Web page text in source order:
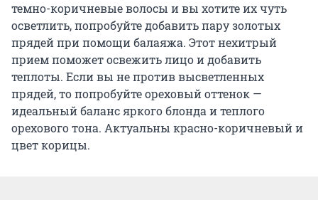
темно-коричневые волосы и вы хотите их чуть
осветлить, попробуйте добавить пару золотых
прядей при помощи балаяжа. Этот нехитрый
прием поможет освежить лицо и добавить
теплоты. Если вы не против высветленных
прядей, то попробуйте ореховый оттенок —
идеальный баланс яркого блонда и теплого
орехового тона. Актуальны красно-коричневый и
цвет корицы.